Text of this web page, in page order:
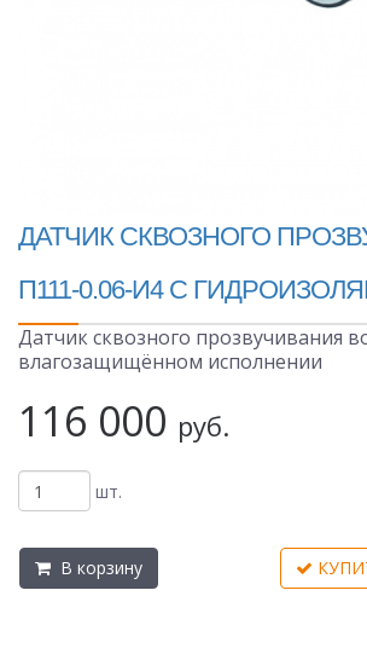
ДАТЧИК СКВОЗНОГО
П111-0.06-И4 С
Датчик сквозного прозвучивания
влагозащищённом исполнении
116 000 руб.
шт.
В корзину